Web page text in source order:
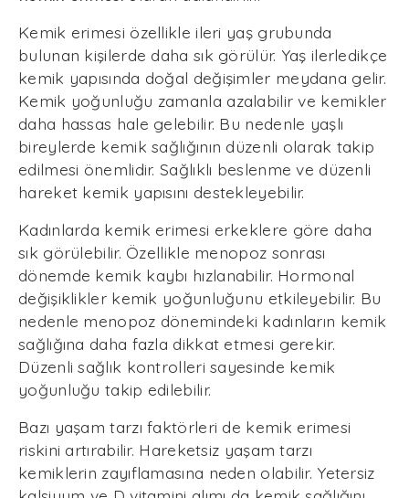
Kemik erimesi özellikle ileri yaş grubunda
bulunan kişilerde daha sık görülür. Yaş ilerledikçe
kemik yapısında doğal değişimler meydana gelir.
Kemik yoğunluğu zamanla azalabilir ve kemikler
daha hassas hale gelebilir. Bu nedenle yaşlı
bireylerde kemik sağlığının düzenli olarak takip
edilmesi önemlidir. Sağlıklı beslenme ve düzenli
hareket kemik yapısını destekleyebilir.
Kadınlarda kemik erimesi erkeklere göre daha
sık görülebilir. Özellikle menopoz sonrası
dönemde kemik kaybı hızlanabilir. Hormonal
değişiklikler kemik yoğunluğunu etkileyebilir. Bu
nedenle menopoz dönemindeki kadınların kemik
sağlığına daha fazla dikkat etmesi gerekir.
Düzenli sağlık kontrolleri sayesinde kemik
yoğunluğu takip edilebilir.
Bazı yaşam tarzı faktörleri de kemik erimesi
riskini artırabilir. Hareketsiz yaşam tarzı
kemiklerin zayıflamasına neden olabilir. Yetersiz